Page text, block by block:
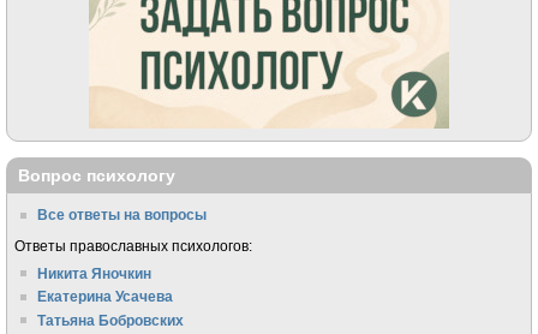
Вопрос психологу
Все ответы на вопросы
Ответы православных психологов:
Никита Яночкин
Екатерина Усачева
Татьяна Бобровских